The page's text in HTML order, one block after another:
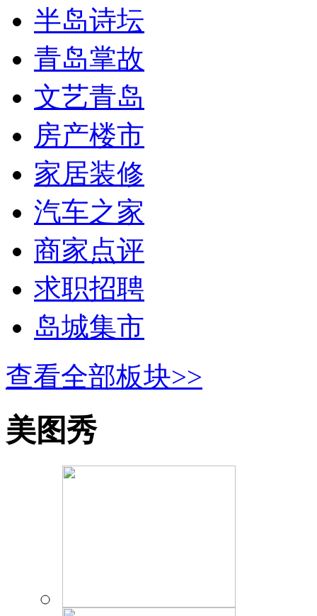
半岛诗坛
青岛掌故
文艺青岛
房产楼市
家居装修
汽车之家
商家点评
求职招聘
岛城集市
查看全部板块>>
美图秀